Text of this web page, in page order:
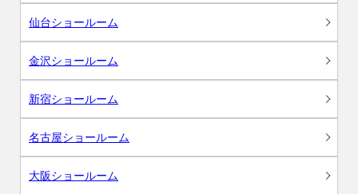
仙台ショールーム
金沢ショールーム
新宿ショールーム
名古屋ショールーム
大阪ショールーム